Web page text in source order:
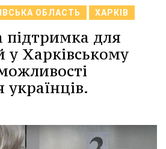
ОБЛАСТЬ ХАРКІВ
підтримка для
у Харківському
українців.